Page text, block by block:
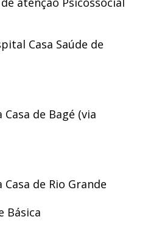
Casa Saúde de
Casa de Bagé (via
Casa de Rio Grande
Básica